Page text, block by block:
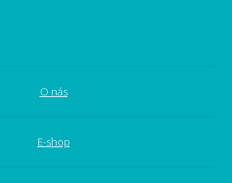
O nás
E-shop